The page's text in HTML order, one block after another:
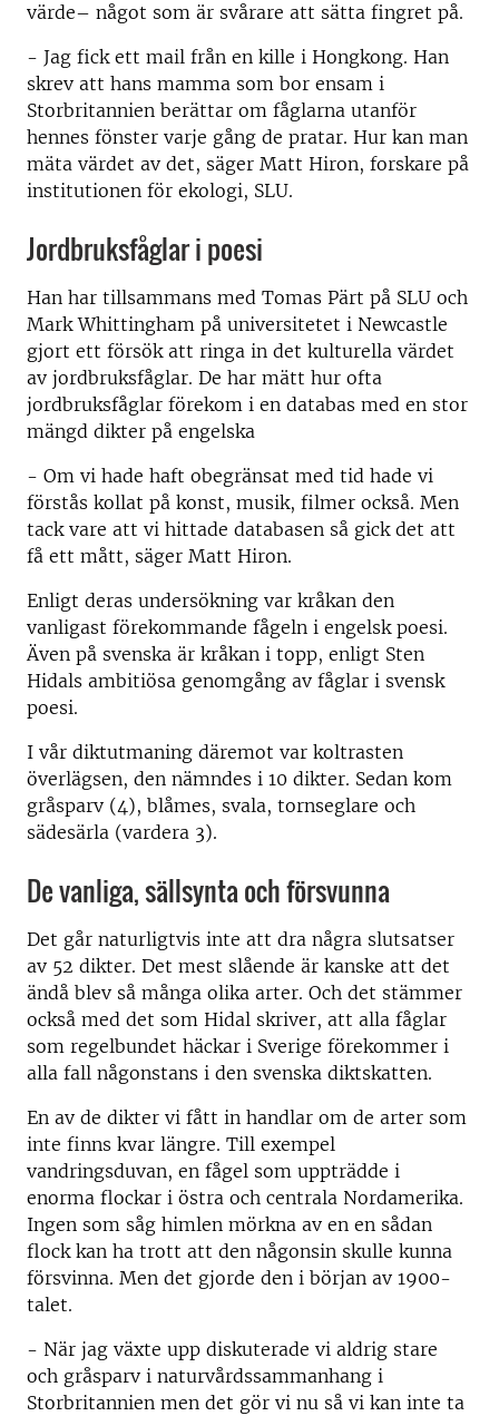
värde– något som är svårare att sätta fingret på.
- Jag fick ett mail från en kille i Hongkong. Han
skrev att hans mamma som bor ensam i
Storbritannien berättar om fåglarna utanför
hennes fönster varje gång de pratar. Hur kan man
mäta värdet av det, säger Matt Hiron, forskare på
institutionen för ekologi, SLU.
Jordbruksfåglar i poesi
Han har tillsammans med Tomas Pärt på SLU och
Mark Whittingham på universitetet i Newcastle
gjort ett försök att ringa in det kulturella värdet
av jordbruksfåglar. De har mätt hur ofta
jordbruksfåglar förekom i en databas med en stor
mängd dikter på engelska
- Om vi hade haft obegränsat med tid hade vi
förstås kollat på konst, musik, filmer också. Men
tack vare att vi hittade databasen så gick det att
få ett mått, säger Matt Hiron.
Enligt deras undersökning var kråkan den
vanligast förekommande fågeln i engelsk poesi.
Även på svenska är kråkan i topp, enligt Sten
Hidals ambitiösa genomgång av fåglar i svensk
poesi.
I vår diktutmaning däremot var koltrasten
överlägsen, den nämndes i 10 dikter. Sedan kom
gråsparv (4), blåmes, svala, tornseglare och
sädesärla (vardera 3).
De vanliga, sällsynta och försvunna
Det går naturligtvis inte att dra några slutsatser
av 52 dikter. Det mest slående är kanske att det
ändå blev så många olika arter. Och det stämmer
också med det som Hidal skriver, att alla fåglar
som regelbundet häckar i Sverige förekommer i
alla fall någonstans i den svenska diktskatten.
En av de dikter vi fått in handlar om de arter som
inte finns kvar längre. Till exempel
vandringsduvan, en fågel som uppträdde i
enorma flockar i östra och centrala Nordamerika.
Ingen som såg himlen mörkna av en en sådan
flock kan ha trott att den någonsin skulle kunna
försvinna. Men det gjorde den i början av 1900-
talet.
- När jag växte upp diskuterade vi aldrig stare
och gråsparv i naturvårdssammanhang i
Storbritannien men det gör vi nu så vi kan inte ta